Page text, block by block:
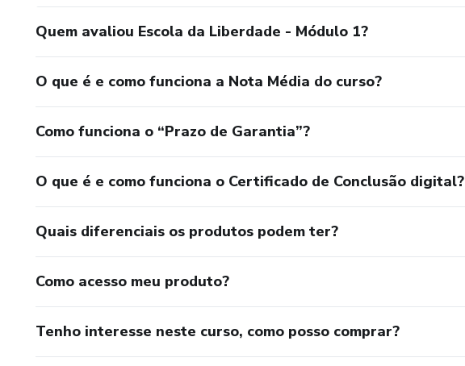
Quem avaliou Escola da Liberdade - Módulo 1?
O que é e como funciona a Nota Média do curso?
Como funciona o “Prazo de Garantia”?
O que é e como funciona o Certificado de Conclusão digital?
Quais diferenciais os produtos podem ter?
Como acesso meu produto?
Tenho interesse neste curso, como posso comprar?